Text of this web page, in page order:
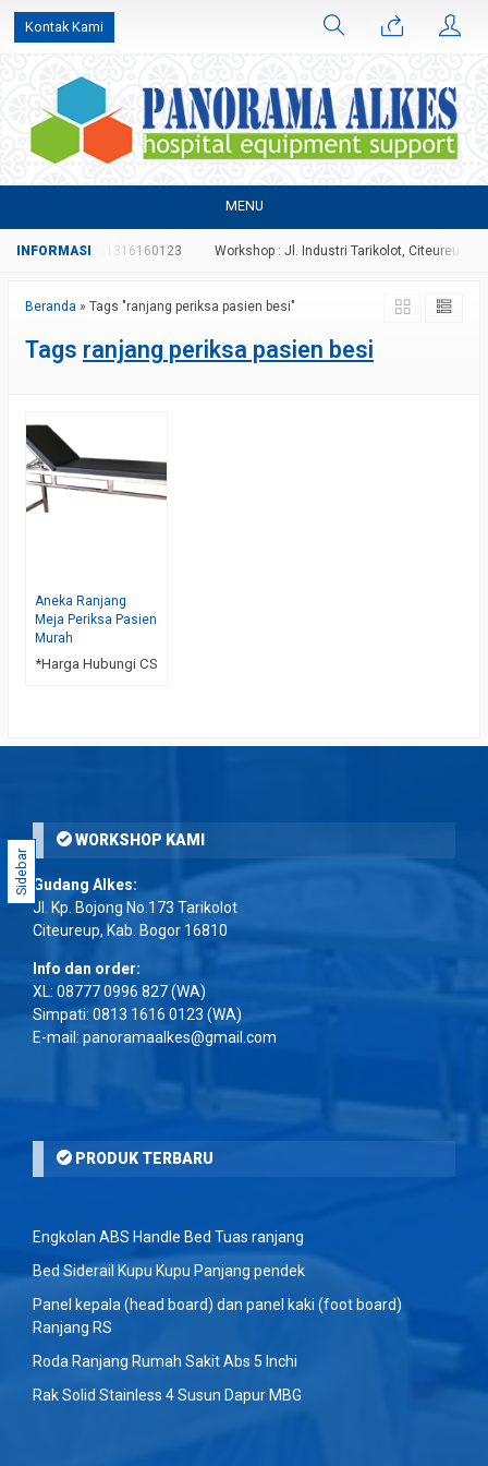
Kontak Kami
MENU
atau 081316160123 Workshop : Jl. Industri Tarikolot, Citeureup,
Beranda » Tags "ranjang periksa pasien besi"
Tags ranjang periksa pasien besi
Aneka Ranjang
Meja Periksa Pasien
Murah
*Harga Hubungi CS
Sidebar
WORKSHOP KAMI
Gudang Alkes:
Jl. Kp. Bojong No.173 Tarikolot
Citeureup, Kab. Bogor 16810
Info dan order:
XL: 08777 0996 827(WA)
Simpati: 0813 1616 0123 (WA)
E-mail: panoramaalkes@gmail.com
PRODUK TERBARU
Engkolan ABS Handle Bed Tuas ranjang
Bed Siderail Kupu Kupu Panjang pendek
Panel kepala (head board) dan panel kaki (foot board)
Ranjang RS
Roda Ranjang Rumah Sakit Abs 5 Inchi
Rak Solid Stainless 4 Susun Dapur MBG